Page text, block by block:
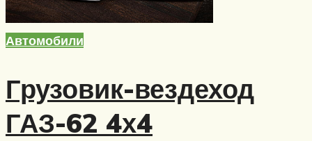
Автомобили
Грузовик-вездеход
ГАЗ-62 4х4